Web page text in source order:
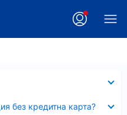
без кредитна карта?